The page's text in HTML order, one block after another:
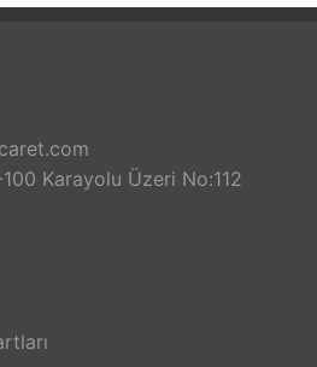
Karayolu Üzeri No:112